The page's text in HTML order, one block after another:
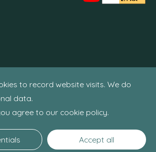
to record website visits. We do
data.
agree to our cookie policy.
Accept all